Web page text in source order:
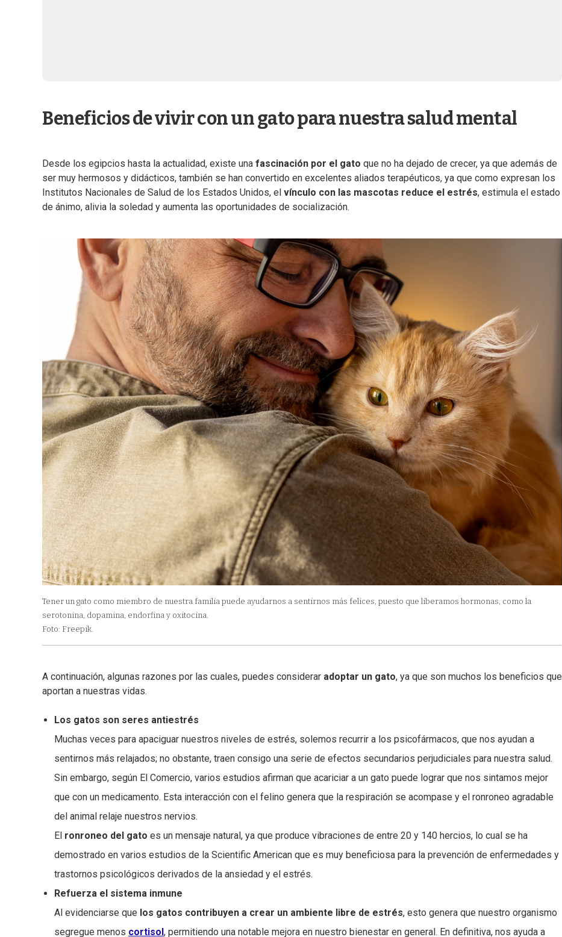
Beneficios de vivir con un gato para nuestra salud mental
Desde los egipcios hasta la actualidad, existe una fascinación por el gato que no ha dejado de crecer, ya que además de
ser muy hermosos y didácticos, también se han convertido en excelentes aliados terapéuticos, ya que como expresan los
Institutos Nacionales de Salud de los Estados Unidos, el vínculo con las mascotas reduce el estrés, estimula el estado
de ánimo, alivia la soledad y aumenta las oportunidades de socialización.
Tener un gato como miembro de nuestra familia puede ayudarnos a sentirnos más felices, puesto que liberamos hormonas, como la
serotonina, dopamina, endorfina y oxitocina.
Foto: Freepik.
A continuación, algunas razones por las cuales, puedes considerar adoptar un gato, ya que son muchos los beneficios que
aportan a nuestras vidas.
Los gatos son seres antiestrés
Muchas veces para apaciguar nuestros niveles de estrés, solemos recurrir a los psicofármacos, que nos ayudan a
sentirnos más relajados; no obstante, traen consigo una serie de efectos secundarios perjudiciales para nuestra salud.
Sin embargo, según El Comercio, varios estudios afirman que acariciar a un gato puede lograr que nos sintamos mejor
que con un medicamento. Esta interacción con el felino genera que la respiración se acompase y el ronroneo agradable
del animal relaje nuestros nervios.
El ronroneo del gato es un mensaje natural, ya que produce vibraciones de entre 20 y 140 hercios, lo cual se ha
demostrado en varios estudios de la Scientific American que es muy beneficiosa para la prevención de enfermedades y
trastornos psicológicos derivados de la ansiedad y el estrés.
Refuerza el sistema inmune
Al evidenciarse que los gatos contribuyen a crear un ambiente libre de estrés, esto genera que nuestro organismo
segregue menos cortisol , permitiendo una notable mejora en nuestro bienestar en general. En definitiva, nos ayuda a